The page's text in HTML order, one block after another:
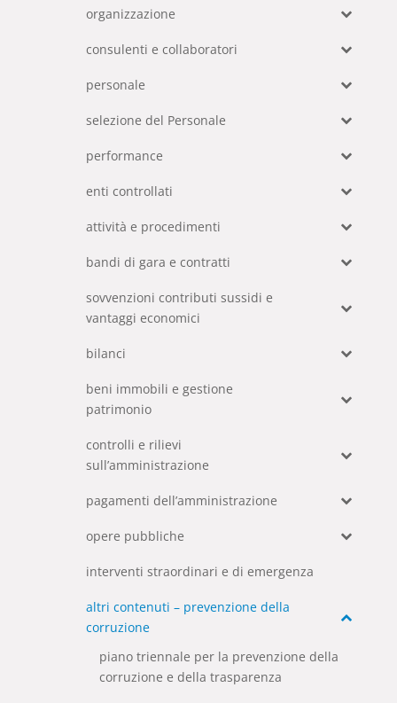
organizzazione
consulenti e collaboratori
personale
selezione del Personale
performance
enti controllati
attività e procedimenti
bandi di gara e contratti
sovvenzioni contributi sussidi e
vantaggi economici
bilanci
beni immobili e gestione
patrimonio
controlli e rilievi
sull’amministrazione
pagamenti dell’amministrazione
opere pubbliche
interventi straordinari e di emergenza
altri contenuti – prevenzione della
corruzione
piano triennale per la prevenzione della
corruzione e della trasparenza